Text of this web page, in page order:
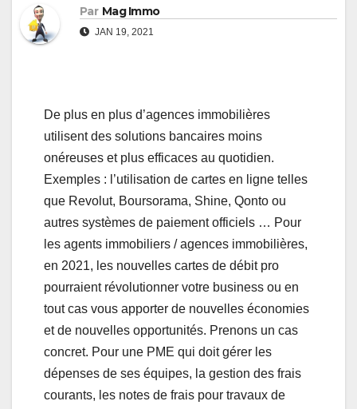
Par Mag Immo
JAN 19, 2021
De plus en plus d’agences immobilières
utilisent des solutions bancaires moins
onéreuses et plus efficaces au quotidien.
Exemples : l’utilisation de cartes en ligne telles
que Revolut, Boursorama, Shine, Qonto ou
autres systèmes de paiement officiels … Pour
les agents immobiliers / agences immobilières,
en 2021, les nouvelles cartes de débit pro
pourraient révolutionner votre business ou en
tout cas vous apporter de nouvelles économies
et de nouvelles opportunités. Prenons un cas
concret. Pour une PME qui doit gérer les
dépenses de ses équipes, la gestion des frais
courants, les notes de frais pour travaux de